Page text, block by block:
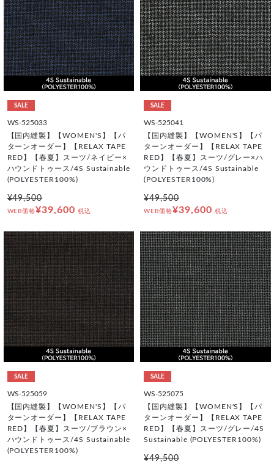
SALE
WS-525033
【国内縫製】【WOMEN'S】【パ
ターンオーダー】【RELAX TAPE
RED】【春夏】スーツ/ネイビー×
ハウンドトゥース/4S Sustainable
(POLYESTER100%)
¥49,500
WEB価格¥39,600 税込
SALE
WS-525041
【国内縫製】【WOMEN'S】【パ
ターンオーダー】【RELAX TAPE
RED】【春夏】スーツ/グレー×ハ
ウンドトゥース/4S Sustainable
(POLYESTER100%)
¥49,500
WEB価格¥39,600 税込
SALE
WS-525059
【国内縫製】【WOMEN'S】【パ
ターンオーダー】【RELAX TAPE
RED】【春夏】スーツ/ブラウン×
ハウンドトゥース/4S Sustainable
(POLYESTER100%)
SALE
WS-525075
【国内縫製】【WOMEN'S】【パ
ターンオーダー】【RELAX TAPE
RED】【春夏】スーツ/グレー/4S
Sustainable (POLYESTER100%)
¥49,500